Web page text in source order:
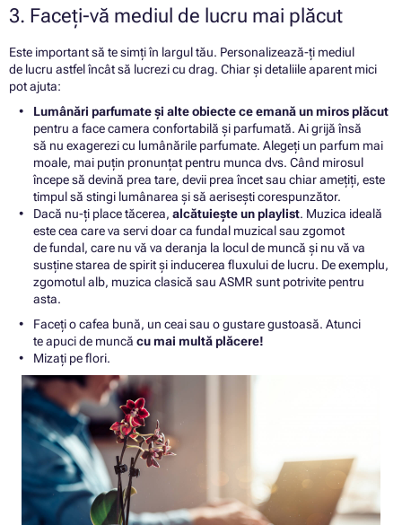
3. Faceți-vă mediul de lucru mai plăcut
Este important să te simți în largul tău. Personalizează-ți mediul
de lucru astfel încât să lucrezi cu drag. Chiar și detaliile aparent mici
pot ajuta:
Lumânări parfumate și alte obiecte ce emană un miros plăcut
pentru a face camera confortabilă și parfumată. Ai grijă însă
să nu exagerezi cu lumânările parfumate. Alegeți un parfum mai
moale, mai puțin pronunțat pentru munca dvs. Când mirosul
începe să devină prea tare, devii prea încet sau chiar amețiți, este
timpul să stingi lumânarea și să aerisești corespunzător.
Dacă nu-ți place tăcerea, alcătuiește un playlist. Muzica ideală
este cea care va servi doar ca fundal muzical sau zgomot
de fundal, care nu vă va deranja la locul de muncă și nu vă va
susține starea de spirit și inducerea fluxului de lucru. De exemplu,
zgomotul alb, muzica clasică sau ASMR sunt potrivite pentru
asta.
Faceți o cafea bună, un ceai sau o gustare gustoasă. Atunci
te apuci de muncă cu mai multă plăcere!
Mizați pe flori.